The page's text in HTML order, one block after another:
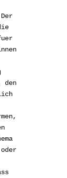
den